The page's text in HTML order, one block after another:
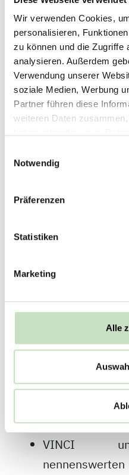
Wir verwenden Cookies,
personalisieren,
zu können und die Zugriffe
analysieren. Außerdem
Verwendung unserer
soziale Medien, Werbung
Partner führen diese
weiteren Daten
Notwendig
Präferenzen
Statistiken
Marketing
Alle
„Sustainable
demgegenüber
stärker in die Zukunft
Unternehmen, beiden
genügen.
1) Bewertung
Im ESG-
das
Performance
damit den
Besonders
Säule
insgesamt ein
z.B. als
„B“ bewertet.
Relativ zu
ISS ESG
Prozent.
VINCI